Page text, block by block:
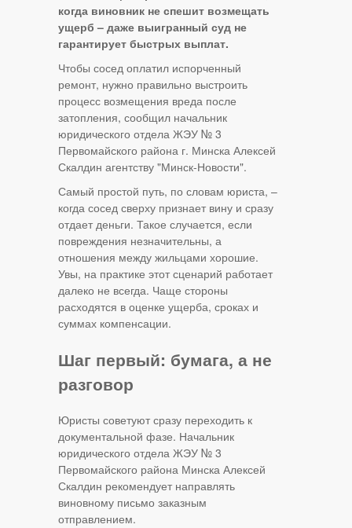
когда виновник не спешит возмещать
ущерб – даже выигранный суд не
гарантирует быстрых выплат.
Чтобы сосед оплатил испорченный
ремонт, нужно правильно выстроить
процесс возмещения вреда после
затопления, сообщил начальник
юридического отдела ЖЭУ № 3
Первомайского района г. Минска Алексей
Скалдин агентству "Минск-Новости".
Самый простой путь, по словам юриста, –
когда сосед сверху признает вину и сразу
отдает деньги. Такое случается, если
повреждения незначительны, а
отношения между жильцами хорошие.
Увы, на практике этот сценарий работает
далеко не всегда. Чаще стороны
расходятся в оценке ущерба, сроках и
суммах компенсации.
Шаг первый: бумага, а не
разговор
Юристы советуют сразу переходить к
документальной фазе. Начальник
юридического отдела ЖЭУ № 3
Первомайского района Минска Алексей
Скалдин рекомендует направлять
виновному письмо заказным
отправлением.